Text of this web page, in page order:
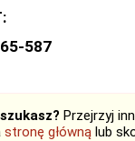
587
Przejrzyj
stronę główną lub